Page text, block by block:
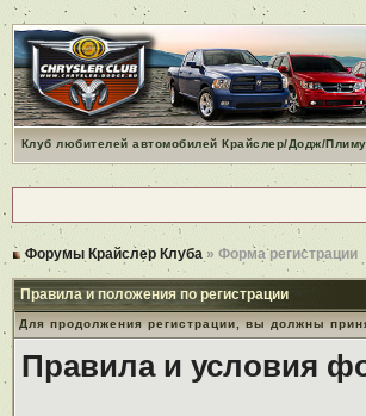
Клуб любителей автомобилей Крайслер/Додж/
Форумы Крайслер Клуба » Форма регистрации
Правила и положения по регистрации
Для продолжения регистрации, вы должны
Правила и условия